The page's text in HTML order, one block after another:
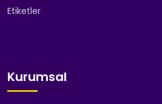
Etiketler
Kurumsal